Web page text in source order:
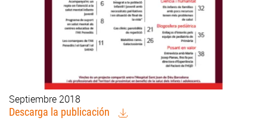
Septiembre 2018
Descarga la publicación